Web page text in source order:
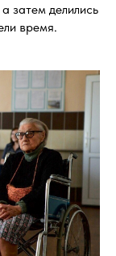
затем делились
время.